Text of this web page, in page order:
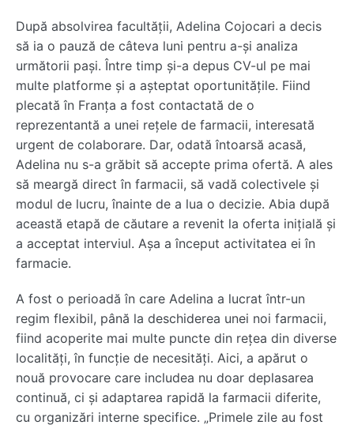
După absolvirea facultății, Adelina Cojocari a decis
să ia o pauză de câteva luni pentru a-și analiza
următorii pași. Între timp și-a depus CV-ul pe mai
multe platforme și a așteptat oportunitățile. Fiind
plecată în Franța a fost contactată de o
reprezentantă a unei rețele de farmacii, interesată
urgent de colaborare. Dar, odată întoarsă acasă,
Adelina nu s-a grăbit să accepte prima ofertă. A ales
să meargă direct în farmacii, să vadă colectivele și
modul de lucru, înainte de a lua o decizie. Abia după
această etapă de căutare a revenit la oferta inițială și
a acceptat interviul. Așa a început activitatea ei în
farmacie.
A fost o perioadă în care Adelina a lucrat într-un
regim flexibil, până la deschiderea unei noi farmacii,
fiind acoperite mai multe puncte din rețea din diverse
localități, în funcție de necesități. Aici, a apărut o
nouă provocare care includea nu doar deplasarea
continuă, ci și adaptarea rapidă la farmacii diferite,
cu organizări interne specifice. „Primele zile au fost